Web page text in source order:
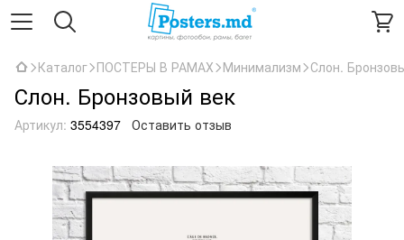
Каталог ПОСТЕРЫ В РАМАХ Минимализм Слон.
Слон. Бронзовый век
Артикул: 3554397 Оставить отзыв